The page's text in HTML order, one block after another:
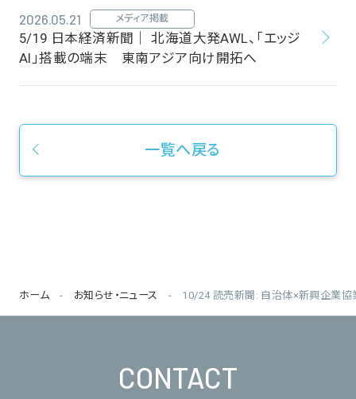
2026.05.21 メディア掲載
5/19 日本経済新聞｜ 北海道大発AWL、「エッジ
AI」搭載の端末 東南アジア向け開拓へ
一覧へ戻る
ホーム お知らせ・ニュース 10/24 読売新聞: 自治体×新興企業
CONTACT